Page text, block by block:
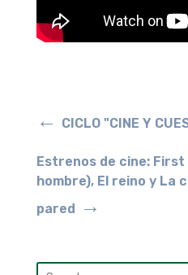
← CICLO "CINE Y
Estrenos de cine: First
hombre), El reino y La
pared
→